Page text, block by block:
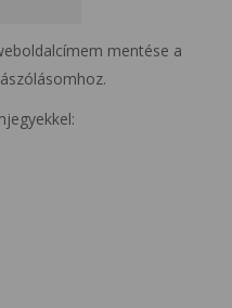
mentése a